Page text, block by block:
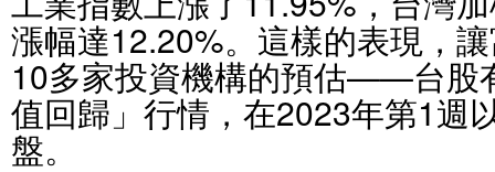
漲幅達12.20%。這樣的表現，
10多家投資機構的預估——台股
值回歸」行情，在2023年第1週
盤。